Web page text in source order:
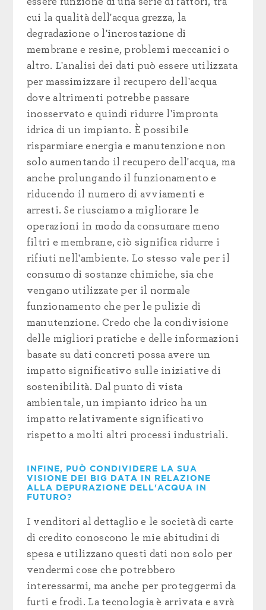
cui la qualità dell'acqua grezza, la
degradazione o l'incrostazione di
membrane e resine, problemi meccanici o
altro. L'analisi dei dati può essere utilizzata
per massimizzare il recupero dell'acqua
dove altrimenti potrebbe passare
inosservato e quindi ridurre l'impronta
idrica di un impianto. È possibile
risparmiare energia e manutenzione non
solo aumentando il recupero dell'acqua, ma
anche prolungando il funzionamento e
riducendo il numero di avviamenti e
arresti. Se riusciamo a migliorare le
operazioni in modo da consumare meno
filtri e membrane, ciò significa ridurre i
rifiuti nell'ambiente. Lo stesso vale per il
consumo di sostanze chimiche, sia che
vengano utilizzate per il normale
funzionamento che per le pulizie di
manutenzione. Credo che la condivisione
delle migliori pratiche e delle informazioni
basate su dati concreti possa avere un
impatto significativo sulle iniziative di
sostenibilità. Dal punto di vista
ambientale, un impianto idrico ha un
impatto relativamente significativo
rispetto a molti altri processi industriali.
INFINE, PUÒ CONDIVIDERE LA SUA
VISIONE DEI BIG DATA IN RELAZIONE
ALLA DEPURAZIONE DELL'ACQUA IN
FUTURO?
I venditori al dettaglio e le società di carte
di credito conoscono le mie abitudini di
spesa e utilizzano questi dati non solo per
vendermi cose che potrebbero
interessarmi, ma anche per proteggermi da
furti e frodi. La tecnologia è arrivata e avrà